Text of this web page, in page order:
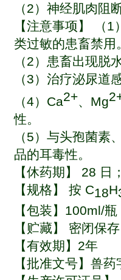
（2）神经肌肉阻
【注意事项】 （
类过敏的患畜禁用
（2）患畜出现脱
（3）治疗泌尿道
（4）Ca2+、Mg
性。
（5）与头孢菌素
品的耳毒性。
【休药期】 28 日
【规格】 按 C18H
【包装】100ml/瓶
【贮藏】 密闭保
【有效期】2年
【批准文号】兽